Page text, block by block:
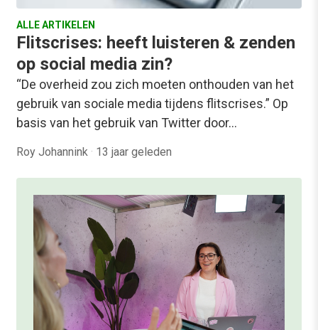
ALLE ARTIKELEN
Flitscrises: heeft luisteren & zenden
op social media zin?
“De overheid zou zich moeten onthouden van het
gebruik van sociale media tijdens flitscrises.” Op
basis van het gebruik van Twitter door…
Roy Johannink · 13 jaar geleden